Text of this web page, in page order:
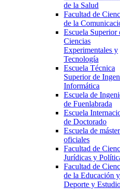
de la Salud
Facultad de
de la
Escuela Superior
Ciencias
Experimentales y
Tecnología
Escuela Técnica
Superior de
Informática
Escuela de
de Fuenlabrada
Escuela
de Doctorado
Escuela de
oficiales
Facultad de
Jurídicas y
Facultad de
de la Educación
Deporte y